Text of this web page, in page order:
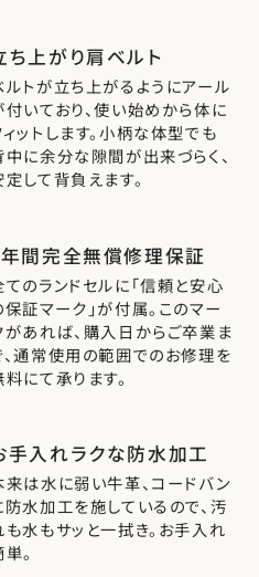
ち上がり肩ベルト
ルトが立ち上がるようにアール
付いており、使い始めから体に
ィットします。小柄な体型でも
中に余分な隙間が出来づらく、
定して背負えます。
間完全無償修理保証
てのランドセルに「信頼と安心
保証マーク」が付属。このマー
があれば、購入日からご卒業ま
、通常使用の範囲でのお修理を
料にて承ります。
手入れラクな防水加工
来は水に弱い牛革、コードバン
防水加工を施しているので、汚
も水もサッと一拭き。お手入れ
。